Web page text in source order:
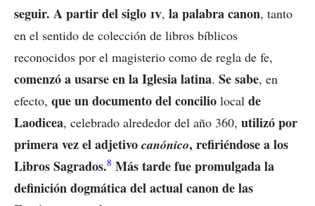
seguir. A partir del siglo iv, la palabra canon, tanto
en el sentido de colección de libros bíblicos
reconocidos por el magisterio como de regla de fe,
comenzó a usarse en la Iglesia latina. Se sabe, en
efecto, que un documento del concilio local de
Laodicea, celebrado alrededor del año 360, utilizó por
primera vez el adjetivo canónico, refiriéndose a los
Libros Sagrados.8 Más tarde fue promulgada la
definición dogmática del actual canon de las